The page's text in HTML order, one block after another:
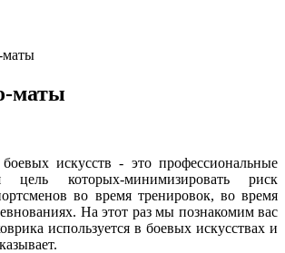
маты
маты
искусств - это профессиональные
цель которых-минимизировать риск
во время тренировок, во время
На этот раз мы познакомим вас
используется в боевых искусствах и